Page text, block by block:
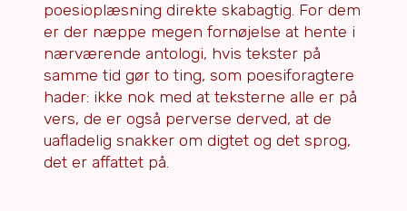
poesioplæsning direkte skabagtig. For dem
er der næppe megen fornøjelse at hente i
nærværende antologi, hvis tekster på
samme tid gør to ting, som poesiforagtere
hader: ikke nok med at teksterne alle er på
vers, de er også perverse derved, at de
uafladelig snakker om digtet og det sprog,
det er affattet på.